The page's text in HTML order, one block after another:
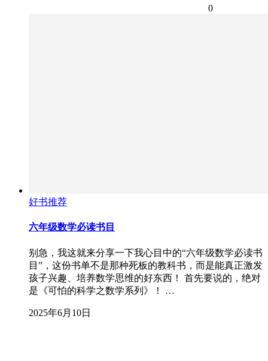
0
好书推荐
六年级数学必读书目
别急，我这就来分享一下我心目中的“六年级数学必读书
目”，这份书单不是那种死板的教科书，而是能真正激发
孩子兴趣、培养数学思维的好东西！ 首先要说的，绝对
是《可怕的科学之数学系列》！ …
2025年6月10日